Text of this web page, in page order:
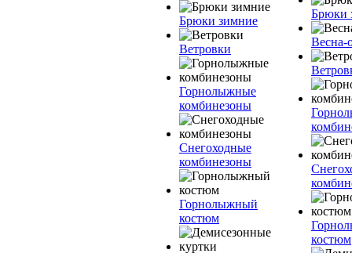
Брюки зимние
Ветровки
Горнолыжные
комбинезоны
Снегоходные
комбинезоны
Горнолыжный
костюм
Брюки
Весна-
костюм